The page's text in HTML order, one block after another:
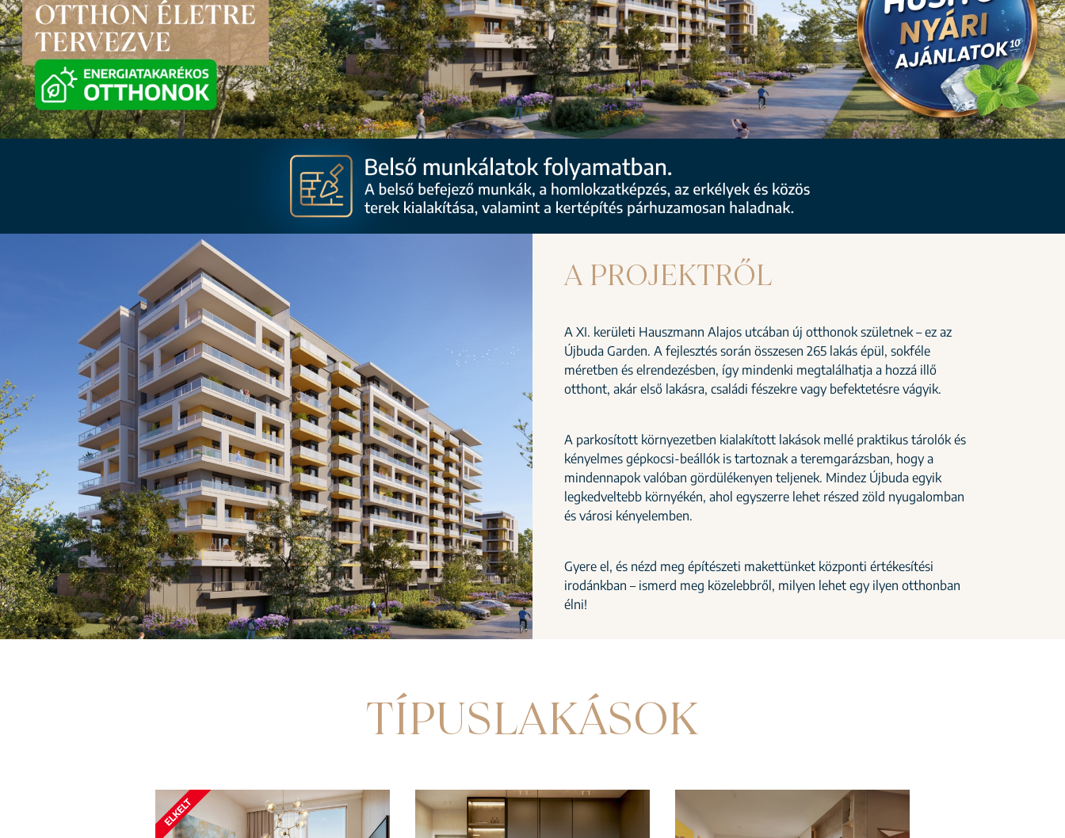
A PROJEKTRŐL
A XI. kerületi Hauszmann Alajos utcában új otthonok születnek – ez az
Újbuda Garden. A fejlesztés során összesen 265 lakás épül, sokféle
méretben és elrendezésben, így mindenki megtalálhatja a hozzá illő
otthont, akár első lakásra, családi fészekre vagy befektetésre vágyik.
A parkosított környezetben kialakított lakások mellé praktikus tárolók és
kényelmes gépkocsi-beállók is tartoznak a teremgarázsban, hogy a
mindennapok valóban gördülékenyen teljenek. Mindez Újbuda egyik
legkedveltebb környékén, ahol egyszerre lehet részed zöld nyugalomban
és városi kényelemben.
Gyere el, és nézd meg építészeti makettünket központi értékesítési
irodánkban – ismerd meg közelebbről, milyen lehet egy ilyen otthonban
élni!
TÍPUSLAKÁSOK